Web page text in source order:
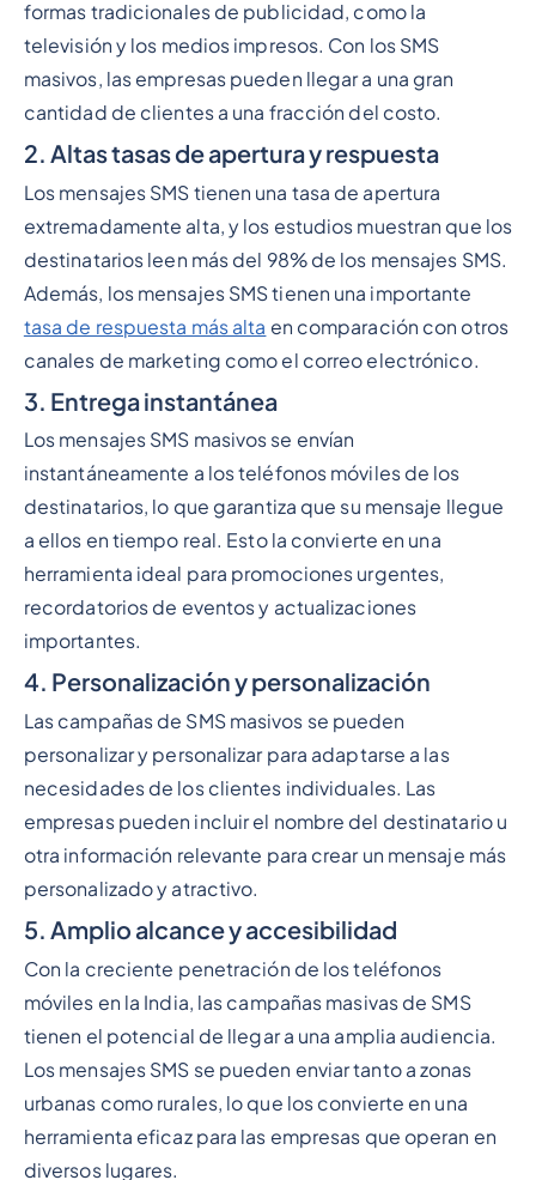
formas tradicionales de publicidad, como la
televisión y los medios impresos. Con los SMS
masivos, las empresas pueden llegar a una gran
cantidad de clientes a una fracción del costo.
2. Altas tasas de apertura y respuesta
Los mensajes SMS tienen una tasa de apertura
extremadamente alta, y los estudios muestran que los
destinatarios leen más del 98% de los mensajes SMS.
Además, los mensajes SMS tienen una importante
tasa de respuesta más alta en comparación con otros
canales de marketing como el correo electrónico.
3. Entrega instantánea
Los mensajes SMS masivos se envían
instantáneamente a los teléfonos móviles de los
destinatarios, lo que garantiza que su mensaje llegue
a ellos en tiempo real. Esto la convierte en una
herramienta ideal para promociones urgentes,
recordatorios de eventos y actualizaciones
importantes.
4. Personalización y personalización
Las campañas de SMS masivos se pueden
personalizar y personalizar para adaptarse a las
necesidades de los clientes individuales. Las
empresas pueden incluir el nombre del destinatario u
otra información relevante para crear un mensaje más
personalizado y atractivo.
5. Amplio alcance y accesibilidad
Con la creciente penetración de los teléfonos
móviles en la India, las campañas masivas de SMS
tienen el potencial de llegar a una amplia audiencia.
Los mensajes SMS se pueden enviar tanto a zonas
urbanas como rurales, lo que los convierte en una
herramienta eficaz para las empresas que operan en
diversos lugares.